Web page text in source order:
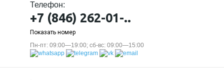
Телефон:
+7 (846) 262-01-..
Показать номер
Пн-пт: 09:00—19:00; сб-вс: 09:00—15:00